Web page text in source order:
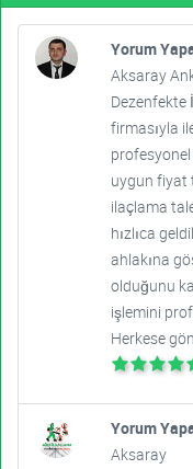
Yorum
Aksaray
Dezenfekte
firmasıyla
profesyonel
uygun fiyat
ilaçlama
hızlıca
ahlakına
olduğunu
işlemini
Herkese
Yorum
Aksaray